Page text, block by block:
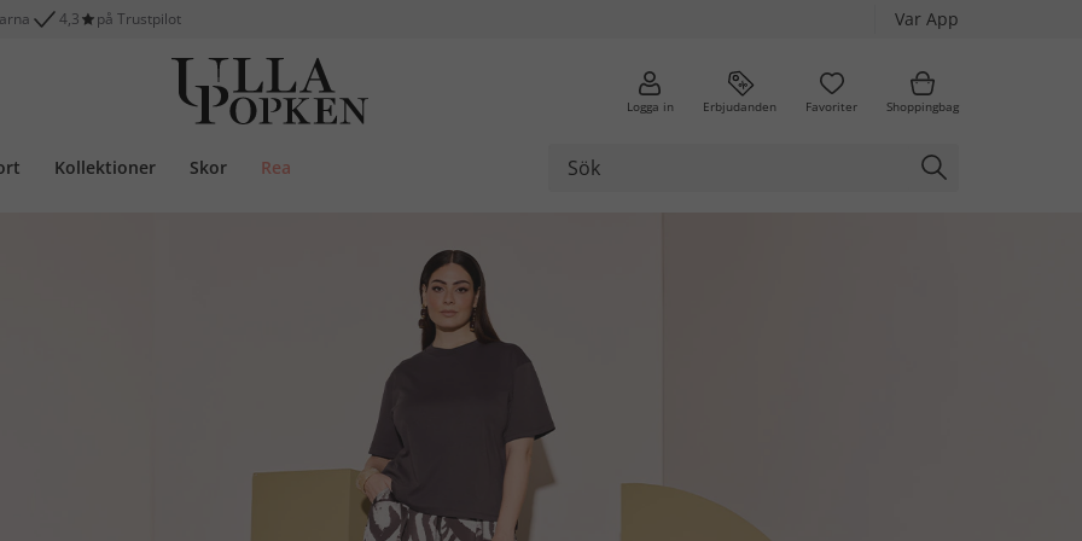
4,3 på Trustpilot Var App
Logga in Erbjudanden Favoriter Shoppingbag
Kollektioner Skor Rea